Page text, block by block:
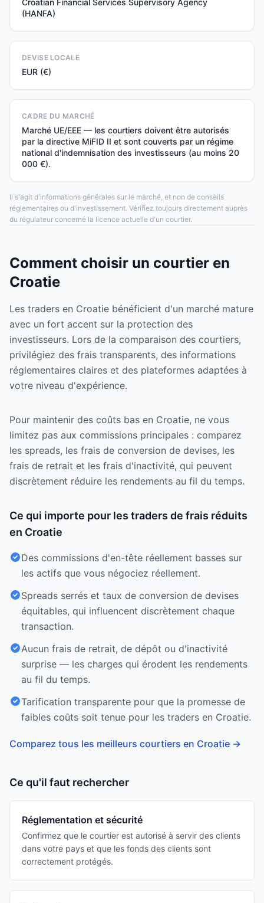
Croatian Financial Services Supervisory Agency
(HANFA)
DEVISE LOCALE
EUR (€)
CADRE DU MARCHÉ
Marché UE/EEE — les courtiers doivent être autorisés
par la directive MiFID II et sont couverts par un régime
national d'indemnisation des investisseurs (au moins 20
000 €).
Il s'agit d'informations générales sur le marché, et non de conseils
réglementaires ou d'investissement. Vérifiez toujours directement auprès
du régulateur concerné la licence actuelle d'un courtier.
Comment choisir un courtier en
Croatie
Les traders en Croatie bénéficient d'un marché mature
avec un fort accent sur la protection des
investisseurs. Lors de la comparaison des courtiers,
privilégiez des frais transparents, des informations
réglementaires claires et des plateformes adaptées à
votre niveau d'expérience.
Pour maintenir des coûts bas en Croatie, ne vous
limitez pas aux commissions principales : comparez
les spreads, les frais de conversion de devises, les
frais de retrait et les frais d'inactivité, qui peuvent
discrètement réduire les rendements au fil du temps.
Ce qui importe pour les traders de frais réduits
en Croatie
Des commissions d'en-tête réellement basses sur
les actifs que vous négociez réellement.
Spreads serrés et taux de conversion de devises
équitables, qui influencent discrètement chaque
transaction.
Aucun frais de retrait, de dépôt ou d'inactivité
surprise — les charges qui érodent les rendements
au fil du temps.
Tarification transparente pour que la promesse de
faibles coûts soit tenue pour les traders en Croatie.
Comparez tous les meilleurs courtiers en Croatie →
Ce qu'il faut rechercher
Réglementation et sécurité
Confirmez que le courtier est autorisé à servir des clients
dans votre pays et que les fonds des clients sont
correctement protégés.